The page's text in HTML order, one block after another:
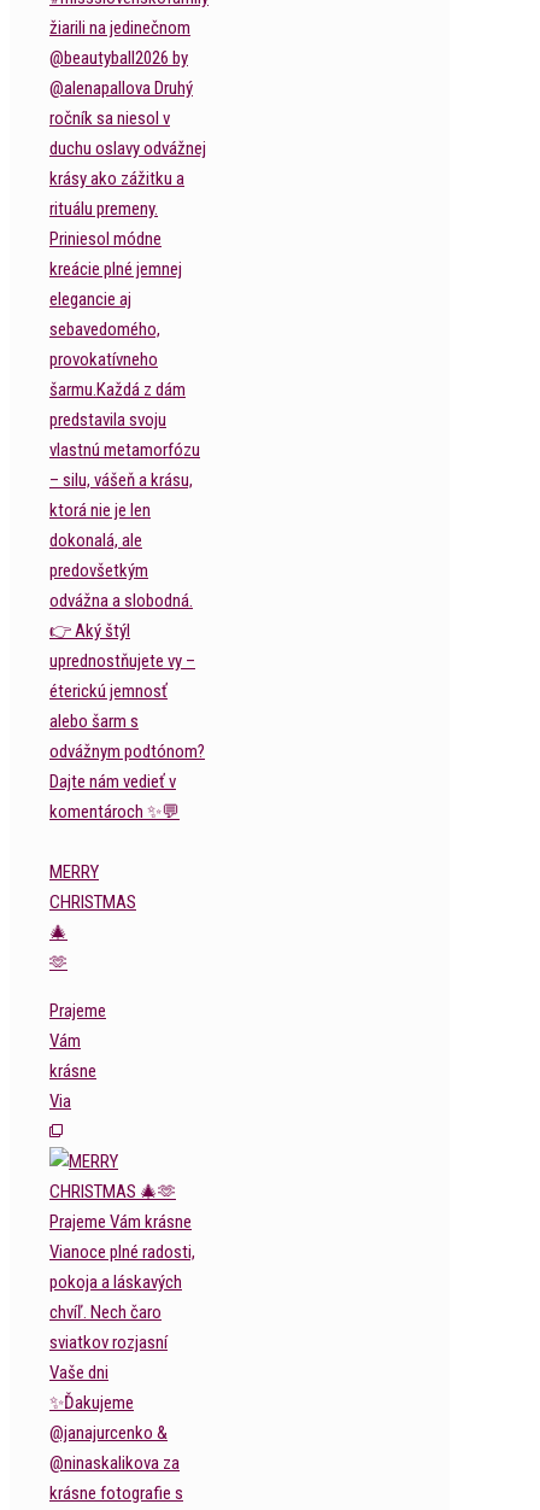
MERRY
CHRISTMAS
🎄
🫶
Prajeme
Vám
krásne
Via